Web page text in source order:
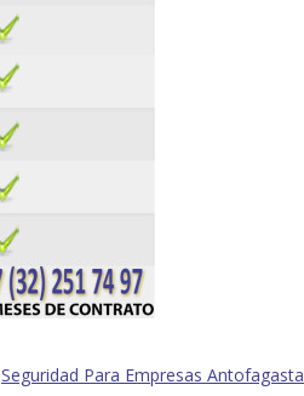
Seguridad Para Empresas Antofagasta